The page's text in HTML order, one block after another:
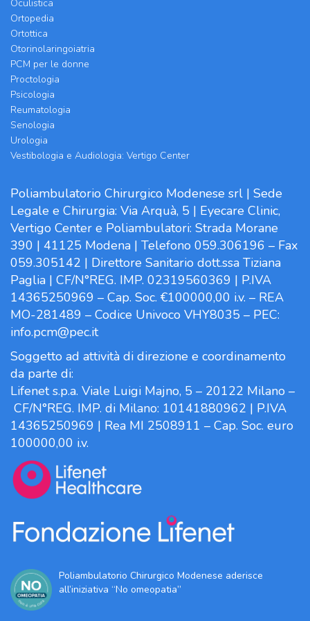
Oculistica
Ortopedia
Ortottica
Otorinolaringoiatria
PCM per le donne
Proctologia
Psicologia
Reumatologia
Senologia
Urologia
Vestibologia e Audiologia: Vertigo Center
Poliambulatorio Chirurgico Modenese srl | Sede
Legale e Chirurgia: Via Arquà, 5 | Eyecare Clinic,
Vertigo Center e Poliambulatori: Strada Morane
390 | 41125 Modena | Telefono 059.306196 – Fax
059.305142 | Direttore Sanitario dott.ssa Tiziana
Paglia | CF/N°REG. IMP. 02319560369 | P.IVA
14365250969 – Cap. Soc. €100000,00 i.v. – REA
MO-281489 – Codice Univoco VHY8035 – PEC:
info.pcm@pec.it
Soggetto ad attività di direzione e coordinamento
da parte di:
Lifenet s.p.a. Viale Luigi Majno, 5 – 20122 Milano –
CF/N°REG. IMP. di Milano: 10141880962 | P.IVA
14365250969 | Rea MI 2508911 – Cap. Soc. euro
100000,00 i.v.
Poliambulatorio Chirurgico Modenese aderisce
all’iniziativa “No omeopatia”